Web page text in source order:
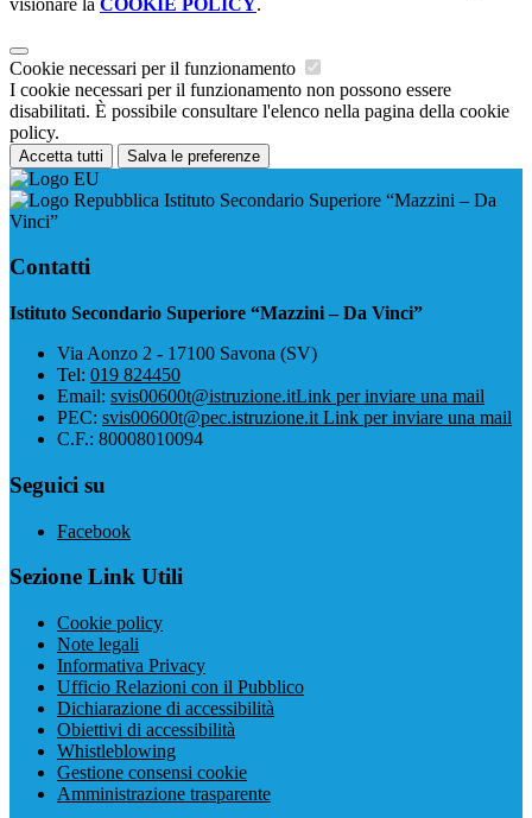
Cookie necessari per il funzionamento
I cookie necessari per il funzionamento non possono essere
disabilitati. È possibile consultare l'elenco nella pagina della cookie
policy.
Accetta tutti Salva le preferenze
Istituto Secondario Superiore “Mazzini – Da
Vinci”
Contatti
Istituto Secondario Superiore “Mazzini – Da Vinci”
Via Aonzo 2 - 17100 Savona (SV)
Tel: 019 824450
Email: svis00600t@istruzione.itLink per inviare una mail
PEC: svis00600t@pec.istruzione.it Link per inviare una mail
C.F.: 80008010094
Seguici su
Facebook
Sezione Link Utili
Cookie policy
Note legali
Informativa Privacy
Ufficio Relazioni con il Pubblico
Dichiarazione di accessibilità
Obiettivi di accessibilità
Whistleblowing
Gestione consensi cookie
Amministrazione trasparente